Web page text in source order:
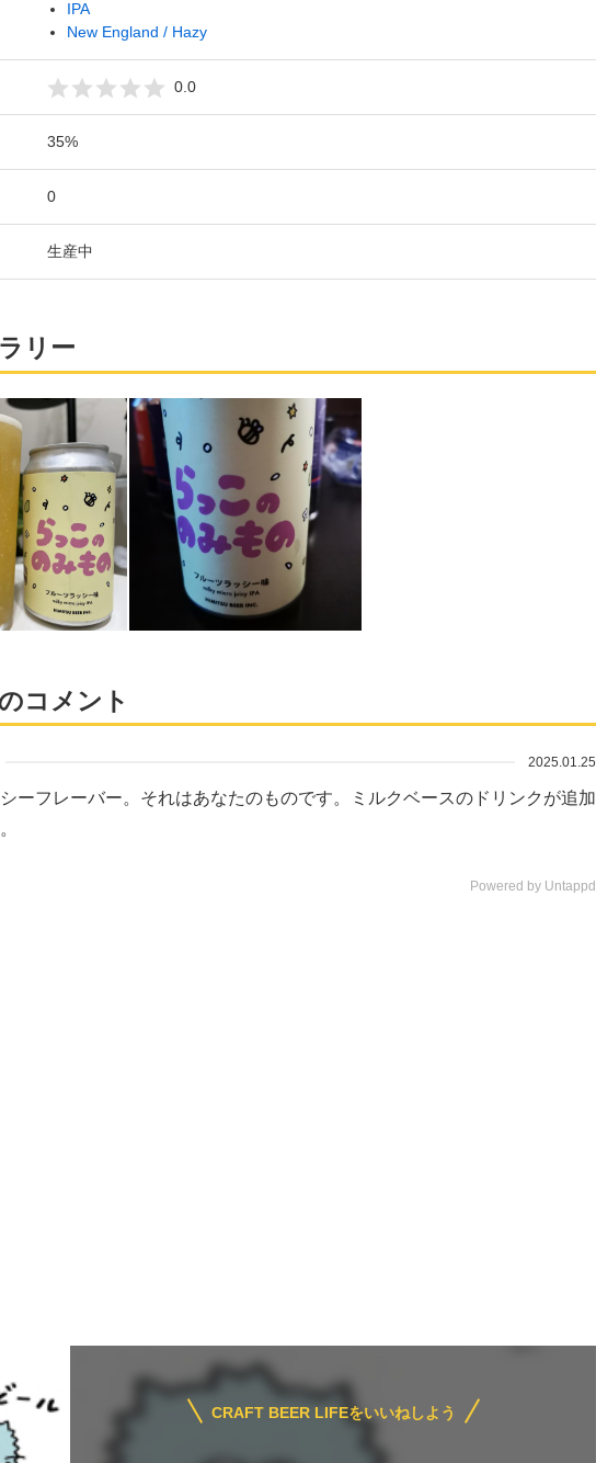
IPA
New England / Hazy
0.0
35%
0
生産中
リー
コメント
2025.01.25
ーフレーバー。それはあなたのものです。ミルクベースのドリンクが追加
Powered by Untappd
CRAFT BEER LIFEをいいねしよう